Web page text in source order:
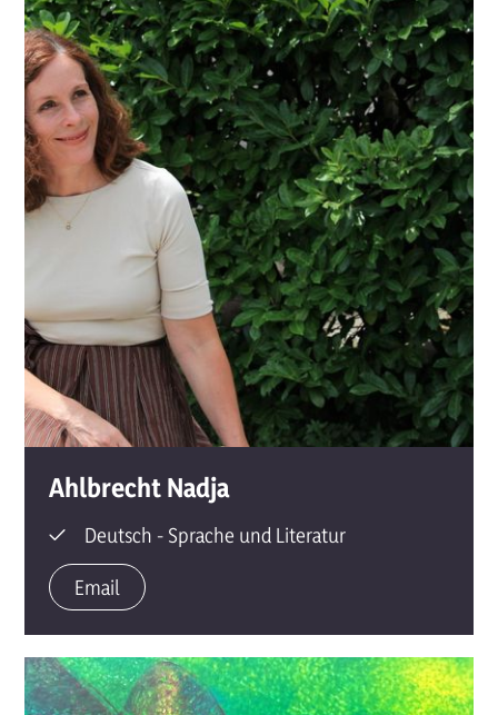
Ahlbrecht Nadja
Deutsch - Sprache und Literatur
Email